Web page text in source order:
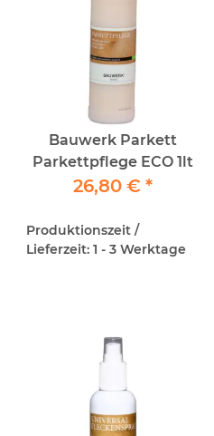
Bauwerk Parkett
Parkettpflege ECO 1lt
26,80 € *
Produktionszeit /
Lieferzeit: 1 - 3 Werktage